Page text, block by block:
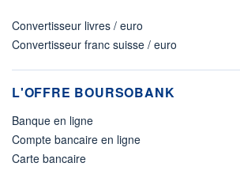
Convertisseur livres / euro
Convertisseur franc suisse / euro
L'OFFRE BOURSOBANK
Banque en ligne
Compte bancaire en ligne
Carte bancaire